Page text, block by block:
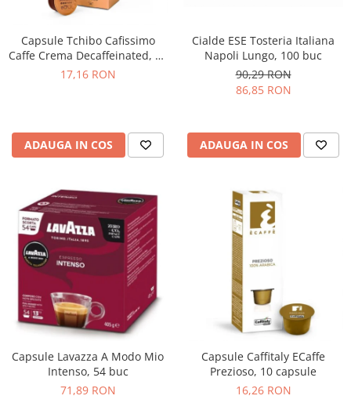
Capsule Tchibo Cafissimo
Caffe Crema Decaffeinated, 10
buc
17,16 RON
ADAUGA IN COS
Cialde ESE Tosteria Italiana
Napoli Lungo, 100 buc
90,29 RON
86,85 RON
ADAUGA IN COS
Capsule Lavazza A Modo Mio
Intenso, 54 buc
71,89 RON
Capsule Caffitaly ECaffe
Prezioso, 10 capsule
16,26 RON